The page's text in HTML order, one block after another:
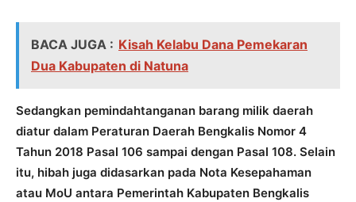
BACA JUGA : Kisah Kelabu Dana Pemekaran
Dua Kabupaten di Natuna
Sedangkan pemindahtanganan barang milik daerah
diatur dalam Peraturan Daerah Bengkalis Nomor 4
Tahun 2018 Pasal 106 sampai dengan Pasal 108. Selain
itu, hibah juga didasarkan pada Nota Kesepahaman
atau MoU antara Pemerintah Kabupaten Bengkalis